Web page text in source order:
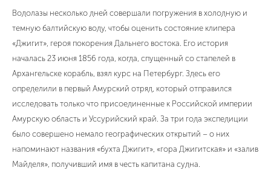
Водолазы несколько дней совершали погружения в холодную и
темную балтийскую воду, чтобы оценить состояние клипера
«Джигит», героя покорения Дальнего востока. Его история
началась 23 июня 1856 года, когда, спущенный со стапелей в
Архангельске корабль, взял курс на Петербург. Здесь его
определили в первый Амурский отряд, который отправился
исследовать только что присоединенные к Российской империи
Амурскую область и Уссурийский край. За три года экспедиции
было совершено немало географических открытий – о них
напоминают названия «бухта Джигит», «гора Джигитская» и «залив
Майделя», получивший имя в честь капитана судна.